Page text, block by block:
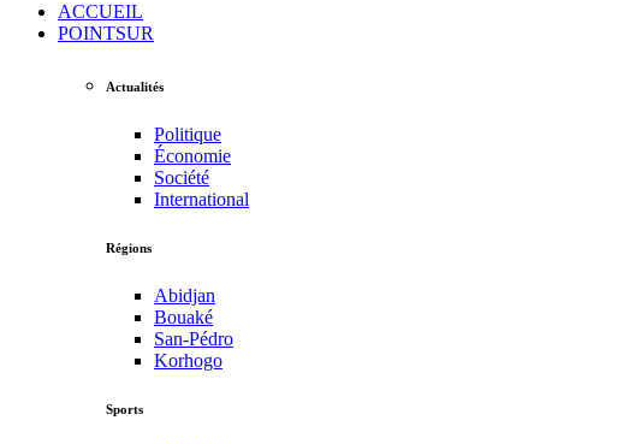
ACCUEIL
POINTSUR
Actualités
Politique
Économie
Société
International
Régions
Abidjan
Bouaké
San-Pédro
Korhogo
Sports